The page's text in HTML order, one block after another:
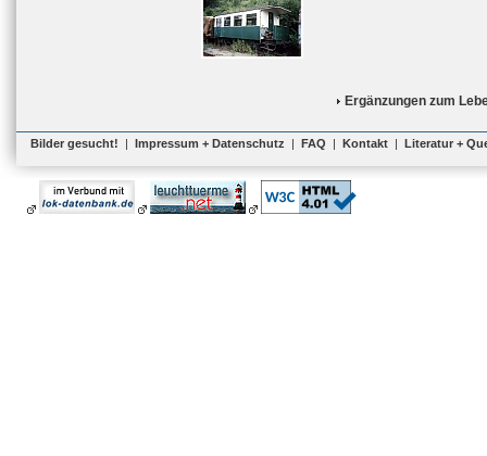
Ergänzungen zum
Bilder gesucht! | Impressum + Datenschutz | FAQ | Kontakt | Literatur +